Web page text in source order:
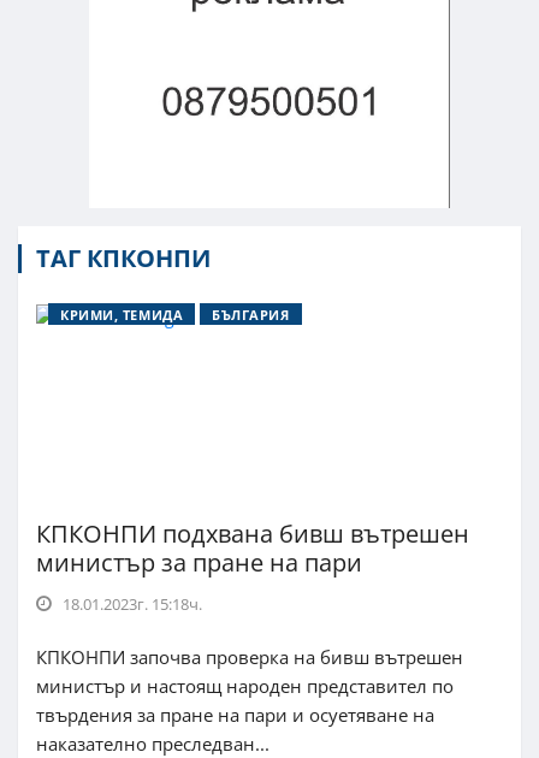
ТАГ КПКОНПИ
КРИМИ, ТЕМИДА БЪЛГАРИЯ
КПКОНПИ подхвана бивш вътрешен
министър за пране на пари
18.01.2023г. 15:18ч.
КПКОНПИ започва проверка на бивш вътрешен
министър и настоящ народен представител по
твърдения за пране на пари и осуетяване на
наказателно преследван...